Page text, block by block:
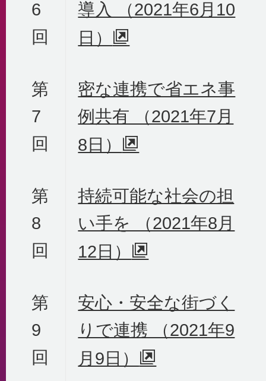
6
回
導入 （2021年6月10
日）
第
7
回
密な連携で省エネ事
例共有 （2021年7月
8日）
第
8
回
持続可能な社会の担
い手を （2021年8月
12日）
第
9
回
安心・安全な街づく
りで連携 （2021年9
月9日）